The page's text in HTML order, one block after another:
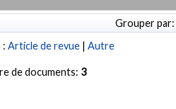
Grouper par:
:Article de revue |Autre
de documents: 3